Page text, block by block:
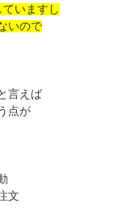
いますし
いので
言えば
点が
文